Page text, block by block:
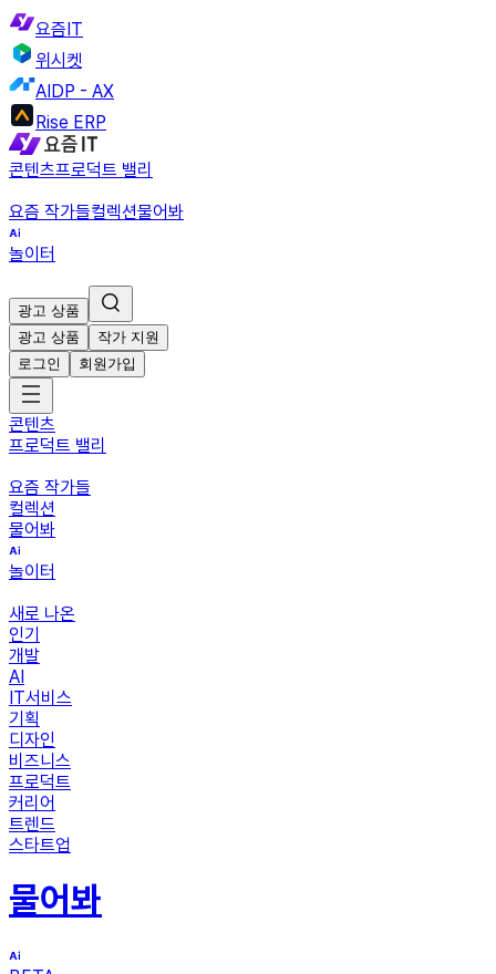
요즘IT
위시켓
AIDP - AX
Rise ERP
콘텐츠프로덕트 밸리
요즘 작가들컬렉션물어봐
놀이터
광고 상품
광고 상품
작가 지원
로그인
회원가입
콘텐츠
프로덕트 밸리
요즘 작가들
컬렉션
물어봐
놀이터
새로 나온
인기
개발
AI
IT서비스
기획
디자인
비즈니스
프로덕트
커리어
트렌드
스타트업
물어봐